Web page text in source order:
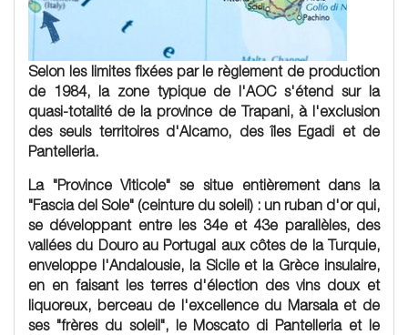
Selon les limites fixées par le règlement de production
de 1984, la zone typique de l'AOC s'étend sur la
quasi-totalité de la province de Trapani, à l'exclusion
des seuls territoires d'Alcamo, des îles Egadi et de
Pantelleria.
La "Province Viticole" se situe entièrement dans la
"Fascia del Sole" (ceinture du soleil) : un ruban d'or qui,
se développant entre les 34e et 43e parallèles, des
vallées du Douro au Portugal aux côtes de la Turquie,
enveloppe l'Andalousie, la Sicile et la Grèce insulaire,
en en faisant les terres d'élection des vins doux et
liquoreux, berceau de l'excellence du Marsala et de
ses"frères du soleil", le Moscato di Pantelleriaet le